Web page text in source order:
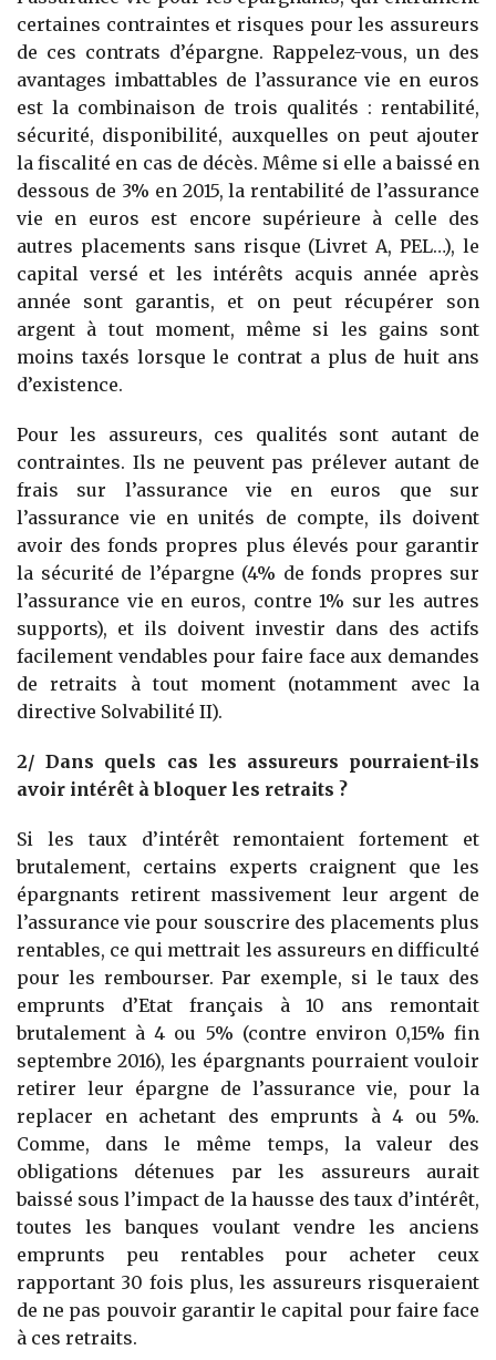
certaines contraintes et risques pour les assureurs
de ces contrats d’épargne. Rappelez-vous, un des
avantages imbattables de l’assurance vie en euros
est la combinaison de trois qualités : rentabilité,
sécurité, disponibilité, auxquelles on peut ajouter
la fiscalité en cas de décès. Même si elle a baissé en
dessous de 3% en 2015, la rentabilité de l’assurance
vie en euros est encore supérieure à celle des
autres placements sans risque (Livret A, PEL…), le
capital versé et les intérêts acquis année après
année sont garantis, et on peut récupérer son
argent à tout moment, même si les gains sont
moins taxés lorsque le contrat a plus de huit ans
d’existence.
Pour les assureurs, ces qualités sont autant de
contraintes. Ils ne peuvent pas prélever autant de
frais sur l’assurance vie en euros que sur
l’assurance vie en unités de compte, ils doivent
avoir des fonds propres plus élevés pour garantir
la sécurité de l’épargne (4% de fonds propres sur
l’assurance vie en euros, contre 1% sur les autres
supports), et ils doivent investir dans des actifs
facilement vendables pour faire face aux demandes
de retraits à tout moment (notamment avec la
directive Solvabilité II).
2/ Dans quels cas les assureurs pourraient-ils
avoir intérêt à bloquer les retraits ?
Si les taux d’intérêt remontaient fortement et
brutalement, certains experts craignent que les
épargnants retirent massivement leur argent de
l’assurance vie pour souscrire des placements plus
rentables, ce qui mettrait les assureurs en difficulté
pour les rembourser. Par exemple, si le taux des
emprunts d’Etat français à 10 ans remontait
brutalement à 4 ou 5% (contre environ 0,15% fin
septembre 2016), les épargnants pourraient vouloir
retirer leur épargne de l’assurance vie, pour la
replacer en achetant des emprunts à 4 ou 5%.
Comme, dans le même temps, la valeur des
obligations détenues par les assureurs aurait
baissé sous l’impact de la hausse des taux d’intérêt,
toutes les banques voulant vendre les anciens
emprunts peu rentables pour acheter ceux
rapportant 30 fois plus, les assureurs risqueraient
de ne pas pouvoir garantir le capital pour faire face
à ces retraits.